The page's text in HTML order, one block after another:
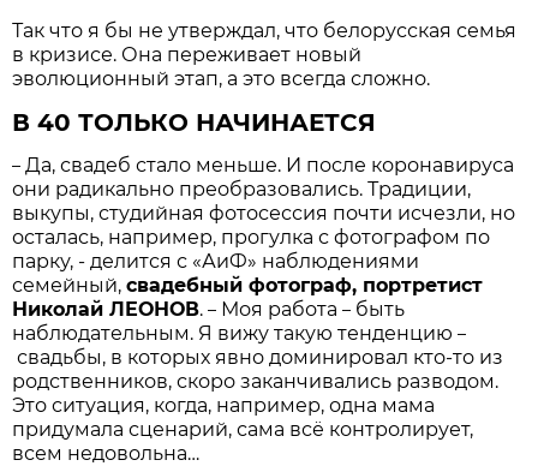
Так что я бы не утверждал, что белорусская семья
в кризисе. Она переживает новый
эволюционный этап, а это всегда сложно.
В 40 ТОЛЬКО НАЧИНАЕТСЯ
– Да, свадеб стало меньше. И после коронавируса
они радикально преобразовались. Традиции,
выкупы, студийная фотосессия почти исчезли, но
осталась, например, прогулка с фотографом по
парку, - делится с «АиФ» наблюдениями
семейный,свадебный фотограф, портретист
Николай ЛЕОНОВ.– Моя работа– быть
наблюдательным. Я вижу такую тенденцию–
свадьбы, в которых явно доминировал кто-то из
родственников, скоро заканчивались разводом.
Это ситуация, когда, например, одна мама
придумала сценарий, сама всё контролирует,
всем недовольна…